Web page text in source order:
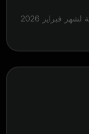
فبراير 2026